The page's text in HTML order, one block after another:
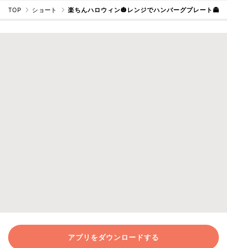
TOP ショート 楽ちんハロウィン🎃レンジでハンバーグプレート👻
アプリをダウンロードする